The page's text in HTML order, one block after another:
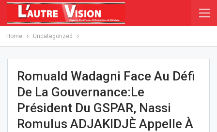
Home Uncategorized
Romuald Wadagni Face Au Défi
De La Gouvernance:Le
Président Du GSPAR, Nassi
Romulus ADJAKIDJÈ Appelle À